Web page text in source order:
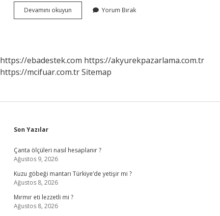
Devamını okuyun
Nehri
Yorum Bırak
https://ebadestek.com https://akyurekpazarlama.com.tr
https://mcifuar.com.trSitemap
Sidebar
Son Yazılar
Çanta ölçüleri nasıl hesaplanır ?
Ağustos 9, 2026
Kuzu göbeği mantarı Türkiye’de yetişir mi ?
Ağustos 8, 2026
Mırmır eti lezzetli mi ?
Ağustos 8, 2026